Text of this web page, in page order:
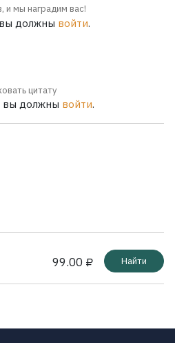
и мы наградим вас!
должны войти.
цитату
вы должны войти.
99.00 ₽ Найти